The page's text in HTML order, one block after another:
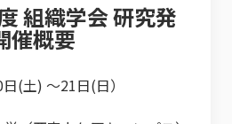
組織学会 研究発
催概要
(土) ～21日(日）